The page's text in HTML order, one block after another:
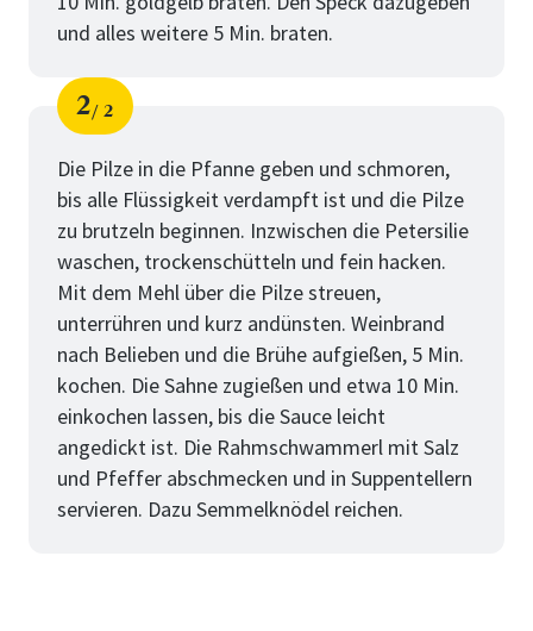
und alles weitere 5 Min. braten.
Schritt
2
von
2
Die Pilze in die Pfanne geben und schmoren,
bis alle Flüssigkeit verdampft ist und die Pilze
zu brutzeln beginnen. Inzwischen die Petersilie
waschen, trockenschütteln und fein hacken.
Mit dem Mehl über die Pilze streuen,
unterrühren und kurz andünsten. Weinbrand
nach Belieben und die Brühe aufgießen, 5 Min.
kochen. Die Sahne zugießen und etwa 10 Min.
einkochen lassen, bis die Sauce leicht
angedickt ist. Die Rahmschwammerl mit Salz
und Pfeffer abschmecken und in Suppentellern
servieren. Dazu Semmelknödel reichen.